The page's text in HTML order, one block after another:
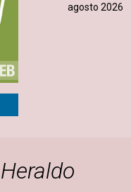
agosto 2026
Heraldo